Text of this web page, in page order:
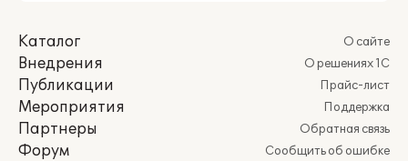
Каталог
Внедрения
Публикации
Мероприятия
Партнеры
Форум
О сайте
О решениях 1С
Прайс-лист
Поддержка
Обратная связь
Сообщить об ошибке